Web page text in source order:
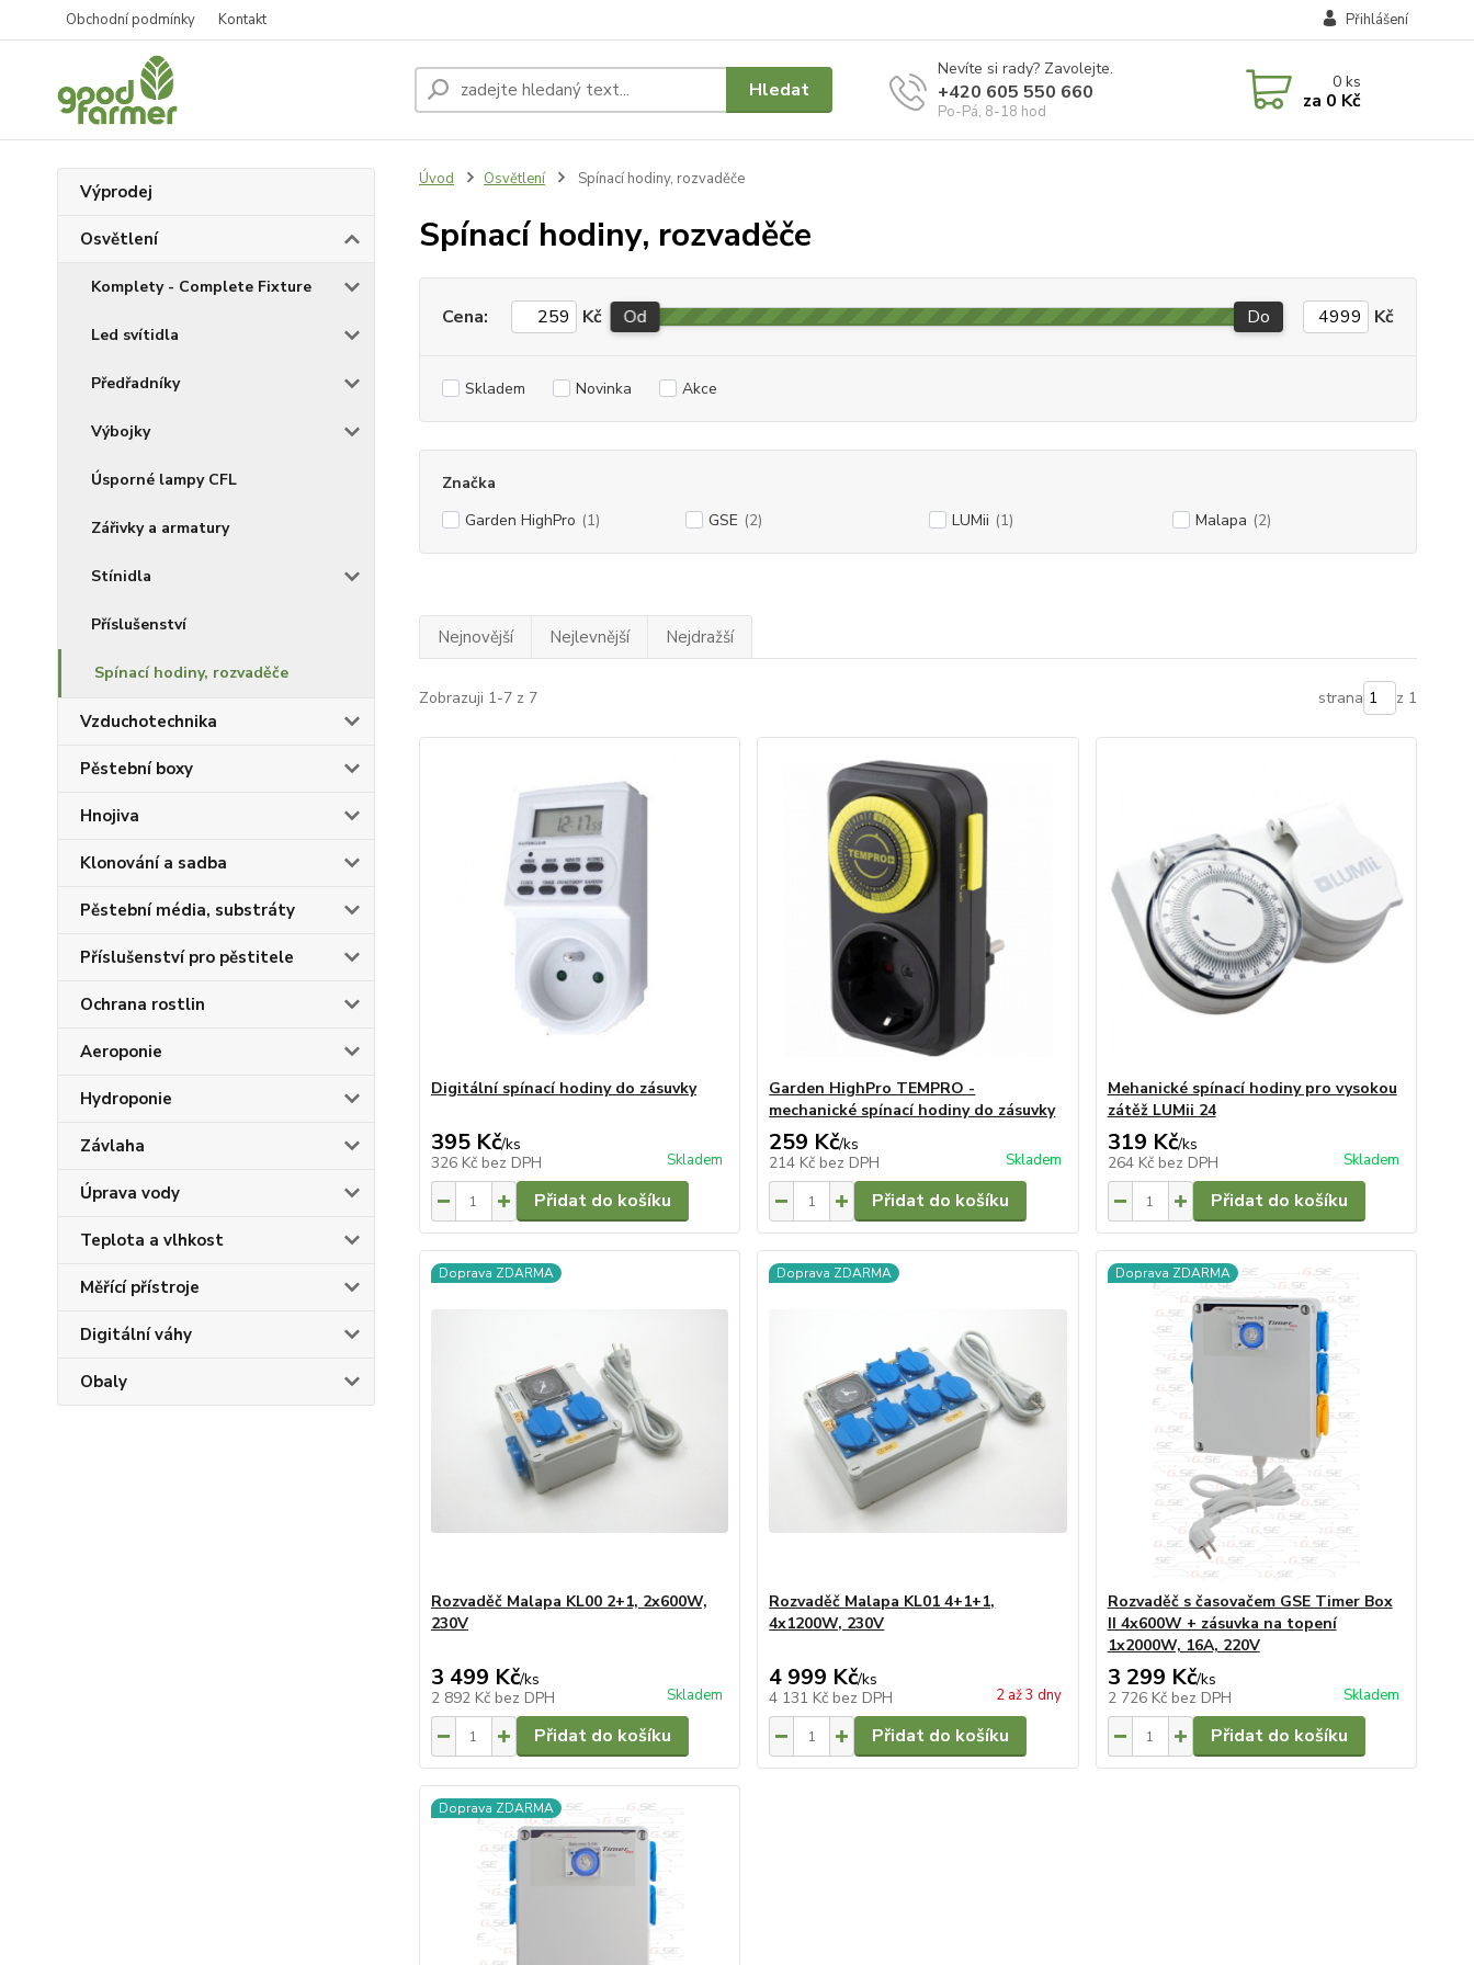
Obchodní podmínky Kontakt Přihlášení
Hledat
Nevíte si rady? Zavolejte.
+420 605 550 660
Po-Pá, 8-18 hod
0ks
za 0 Kč
Výprodej
Osvětlení
Komplety - Complete Fixture
Led svítidla
Předřadníky
Výbojky
Úsporné lampy CFL
Zářivky a armatury
Stínidla
Příslušenství
Spínací hodiny, rozvaděče
Vzduchotechnika
Pěstební boxy
Hnojiva
Klonování a sadba
Pěstební média, substráty
Příslušenství pro pěstitele
Ochrana rostlin
Aeroponie
Hydroponie
Závlaha
Úprava vody
Teplota a vlhkost
Měřící přístroje
Digitální váhy
Obaly
Úvod Osvětlení Spínací hodiny, rozvaděče
Spínací hodiny, rozvaděče
Cena: Kč Od Do Kč
Skladem Novinka Akce
Značka
Garden HighPro (1) GSE (2) LUMii (1) Malapa (2)
Nejnovější Nejlevnější Nejdražší
Zobrazuji 1-7 z 7 strana z 1
Digitální spínací hodiny do zásuvky
395 Kč/ks
326 Kč bez DPH Skladem
Přidat do košíku
Garden HighPro TEMPRO -
mechanické spínací hodiny do zásuvky
259 Kč/ks
214 Kč bez DPH Skladem
Přidat do košíku
Mehanické spínací hodiny pro vysokou
zátěž LUMii 24
319 Kč/ks
264 Kč bez DPH Skladem
Přidat do košíku
Doprava ZDARMA
Rozvaděč Malapa KL00 2+1, 2x600W,
230V
3 499 Kč/ks
2 892 Kč bez DPH Skladem
Přidat do košíku
Doprava ZDARMA
Rozvaděč Malapa KL01 4+1+1,
4x1200W, 230V
4 999 Kč/ks
4 131 Kč bez DPH 2 až 3 dny
Přidat do košíku
Doprava ZDARMA
Rozvaděč s časovačem GSE Timer Box
II 4x600W + zásuvka na topení
1x2000W, 16A, 220V
3 299 Kč/ks
2 726 Kč bez DPH Skladem
Přidat do košíku
Doprava ZDARMA